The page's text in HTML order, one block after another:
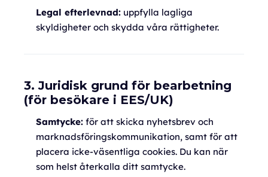
Legal efterlevnad: uppfylla lagliga
skyldigheter och skydda våra rättigheter.
3. Juridisk grund för bearbetning
(för besökare i EES/UK)
Samtycke: för att skicka nyhetsbrev och
marknadsföringskommunikation, samt för att
placera icke-väsentliga cookies. Du kan när
som helst återkalla ditt samtycke.